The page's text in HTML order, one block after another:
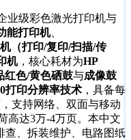
业级彩色激光打印机与
能打印机、
（打印/复印/扫描/传
机，核心耗材为HP
红色/黄色硒鼓与成像鼓
打印分辨率技术 ，具备每
支持网络、双面与移动
高达3万-4万页。本中文
查、拆装维护、电路图纸